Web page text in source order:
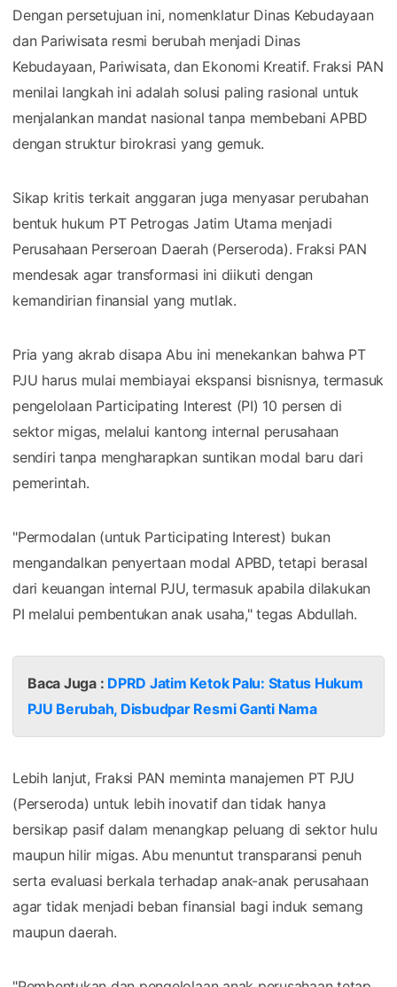
Dengan persetujuan ini, nomenklatur Dinas Kebudayaan
dan Pariwisata resmi berubah menjadi Dinas
Kebudayaan, Pariwisata, dan Ekonomi Kreatif. Fraksi PAN
menilai langkah ini adalah solusi paling rasional untuk
menjalankan mandat nasional tanpa membebani APBD
dengan struktur birokrasi yang gemuk.
Sikap kritis terkait anggaran juga menyasar perubahan
bentuk hukum PT Petrogas Jatim Utama menjadi
Perusahaan Perseroan Daerah (Perseroda). Fraksi PAN
mendesak agar transformasi ini diikuti dengan
kemandirian finansial yang mutlak.
Pria yang akrab disapa Abu ini menekankan bahwa PT
PJU harus mulai membiayai ekspansi bisnisnya, termasuk
pengelolaan Participating Interest (PI) 10 persen di
sektor migas, melalui kantong internal perusahaan
sendiri tanpa mengharapkan suntikan modal baru dari
pemerintah.
"Permodalan (untuk Participating Interest) bukan
mengandalkan penyertaan modal APBD, tetapi berasal
dari keuangan internal PJU, termasuk apabila dilakukan
PI melalui pembentukan anak usaha," tegas Abdullah.
Baca Juga : DPRD Jatim Ketok Palu: Status Hukum
PJU Berubah, Disbudpar Resmi Ganti Nama
Lebih lanjut, Fraksi PAN meminta manajemen PT PJU
(Perseroda) untuk lebih inovatif dan tidak hanya
bersikap pasif dalam menangkap peluang di sektor hulu
maupun hilir migas. Abu menuntut transparansi penuh
serta evaluasi berkala terhadap anak-anak perusahaan
agar tidak menjadi beban finansial bagi induk semang
maupun daerah.